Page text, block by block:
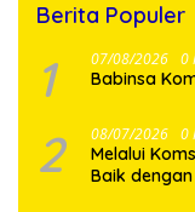
Berita Populer
1 07/08/2026 0
Babinsa
2 08/07/2026 0
Melalui
Baik